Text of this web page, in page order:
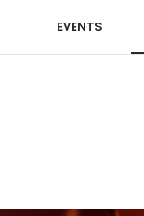
EVENTS